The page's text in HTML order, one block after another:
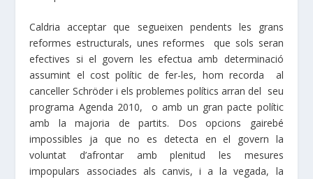
Caldria acceptar que segueixen pendents les grans
reformes estructurals, unes reformes que sols seran
efectives si el govern les efectua amb determinació
assumint el cost polític de fer-les, hom recorda al
canceller Schröder i els problemes polítics arran del seu
programa Agenda 2010, o amb un gran pacte polític
amb la majoria de partits. Dos opcions gairebé
impossibles ja que no es detecta en el govern la
voluntat d’afrontar amb plenitud les mesures
impopulars associades als canvis, i a la vegada, la